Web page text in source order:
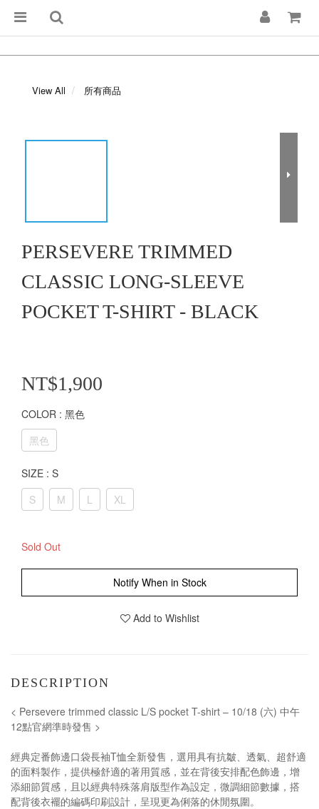
View All 所有商品
PERSEVERE TRIMMED
CLASSIC LONG-SLEEVE
POCKET T-SHIRT - BLACK
NT$1,900
COLOR : 黑色
黑色
SIZE : S
S
M L XL
Sold Out
Notify When in Stock
Add to Wishlist
DESCRIPTION
< Persevere trimmed classic L/S pocket T-shirt – 10/18 (六) 中午
12點官網準時發售 >
經典定番飾邊口袋長袖T恤全新發售，選用具有抗皺、透氣、超舒適
的面料製作，提供極舒適的著用質感，並在背後安排配色飾邊，增
添細節質感，且以經典特殊落肩版型作為設定，微調細節數據，搭
配背後衣襬的編碼印刷設計，呈現更為俐落的休閒氛圍。